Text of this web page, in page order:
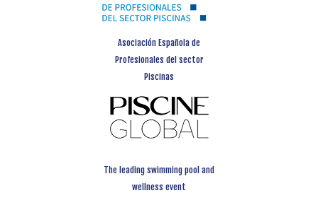
Asociación Española de
Profesionales del sector
Piscinas
The leading swimming pool and
wellness event